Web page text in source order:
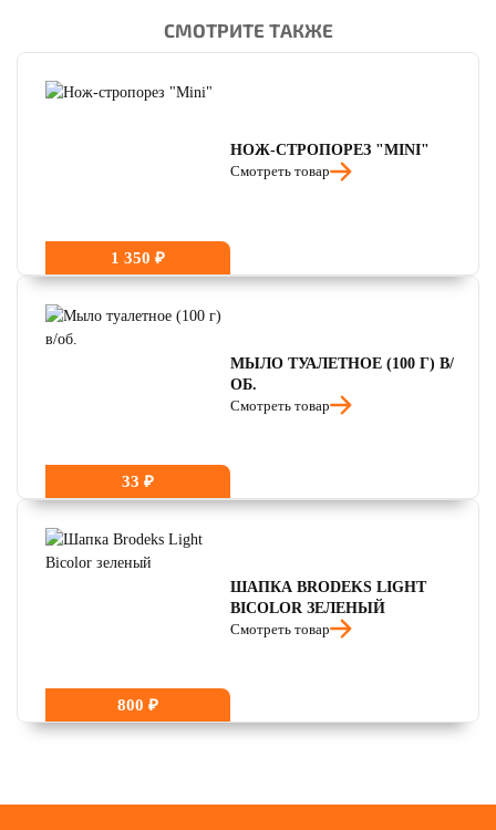
СМОТРИТЕ ТАКЖЕ
1 350 ₽
НОЖ-СТРОПОРЕЗ "MINI"
Смотреть товар
33 ₽
МЫЛО ТУАЛЕТНОЕ (100 Г) В/
ОБ.
Смотреть товар
800 ₽
ШАПКА BRODEKS LIGHT
BICOLOR ЗЕЛЕНЫЙ
Смотреть товар